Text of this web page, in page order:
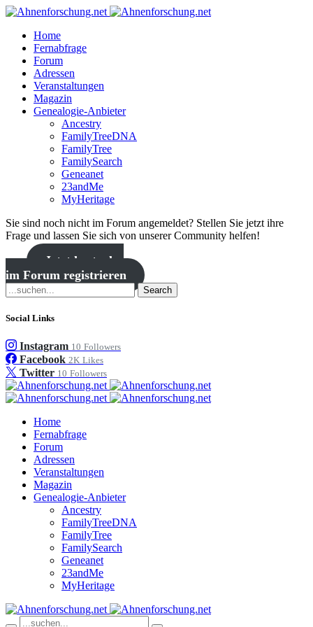
Home
Fernabfrage
Forum
Adressen
Veranstaltungen
Magazin
Genealogie-Anbieter
Ancestry
FamilyTreeDNA
FamilyTree
FamilySearch
Geneanet
23andMe
MyHeritage
Sie sind noch nicht im Forum angemeldet? Stellen Sie jetzt ihre
Frage und lassen Sie sich von unserer Community helfen!
Jetzt kostenlos
im Forum registrieren
Search
Social Links
Instagram 10 Followers
Facebook 2K Likes
Twitter 10 Followers
Home
Fernabfrage
Forum
Adressen
Veranstaltungen
Magazin
Genealogie-Anbieter
Ancestry
FamilyTreeDNA
FamilyTree
FamilySearch
Geneanet
23andMe
MyHeritage